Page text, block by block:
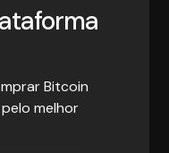
Bitcoin
melhor